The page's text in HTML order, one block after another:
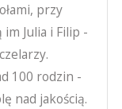
przy
Julia i Filip -
100 rodzin -
nad jakością.